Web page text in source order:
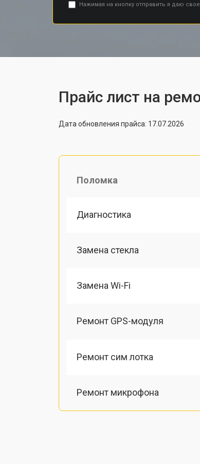
Нажимая на кнопку отправить я даю
Прайс лист на
Дата обновления прайса: 17.07.2026
Поломка
Диагностика
Замена стекла
Замена Wi-Fi
Ремонт GPS-модуля
Ремонт сим лотка
Ремонт микрофона